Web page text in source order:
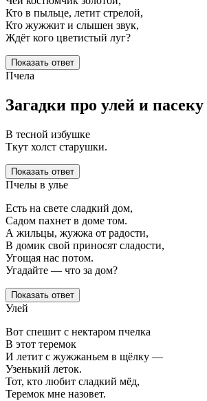
Кто в пыльце, летит стрелой,
Кто жужжит и слышен звук,
Ждёт кого цветистый луг?
Показать ответ
Пчела
Загадки про улей и пасеку
В тесной избушке
Ткут холст старушки.
Показать ответ
Пчелы в улье
Есть на свете сладкий дом,
Садом пахнет в доме том.
А жильцы, жужжа от радости,
В домик свой приносят сладости,
Угощая нас потом.
Угадайте — что за дом?
Показать ответ
Улей
Вот спешит с нектаром пчелка
В этот теремок
И летит с жужжаньем в щёлку —
Узенький леток.
Тот, кто любит сладкий мёд,
Теремок мне назовет.